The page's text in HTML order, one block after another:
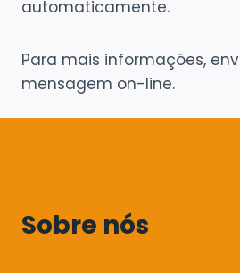
automaticamente.
Para mais informações,
mensagem on-line.
Sobre nós